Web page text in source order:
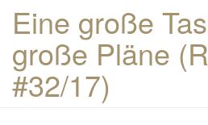
Eine große
große Pläne
#32/17)